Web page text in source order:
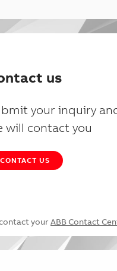
us
your inquiry
will contact you
CONTACT US
your ABB Contact